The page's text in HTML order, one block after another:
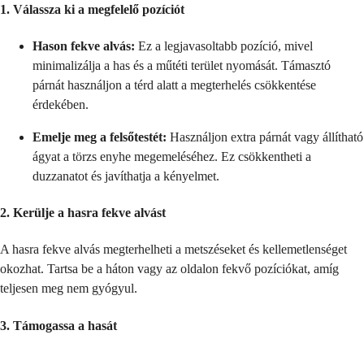
1. Válassza ki a megfelelő pozíciót
Hason fekve alvás: Ez a legjavasoltabb pozíció, mivel
minimalizálja a has és a műtéti terület nyomását. Támasztó
párnát használjon a térd alatt a megterhelés csökkentése
érdekében.
Emelje meg a felsőtestét: Használjon extra párnát vagy állítható
ágyat a törzs enyhe megemeléséhez. Ez csökkentheti a
duzzanatot és javíthatja a kényelmet.
2. Kerülje a hasra fekve alvást
A hasra fekve alvás megterhelheti a metszéseket és kellemetlenséget
okozhat. Tartsa be a háton vagy az oldalon fekvő pozíciókat, amíg
teljesen meg nem gyógyul.
3. Támogassa a hasát